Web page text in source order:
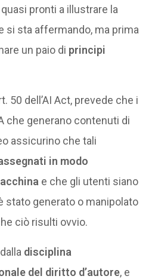
pronti a illustrare la
si sta affermando, ma prima
un paio di principi
50 dell’AI Act, prevede che i
che generano contenuti di
assicurino che tali
in modo
e che gli utenti siano
stato generato o manipolato
ciò risulti ovvio.
disciplina
del diritto d’autore, e